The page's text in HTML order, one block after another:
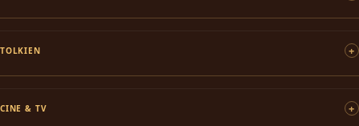
TOLKIEN
CINE & TV